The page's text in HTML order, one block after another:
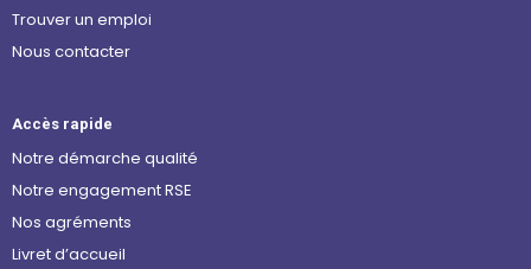
Trouver un emploi
Nous contacter
Accès rapide
Notre démarche qualité
Notre engagement RSE
Nos agréments
Livret d’accueil